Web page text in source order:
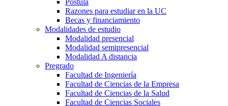
Postula
Razones para estudiar en la UC
Becas y financiamiento
Modalidades de estudio
Modalidad presencial
Modalidad semipresencial
Modalidad A distancia
Pregrado
Facultad de Ingeniería
Facultad de Ciencias de la Empresa
Facultad de Ciencias de la Salud
Facultad de Ciencias Sociales